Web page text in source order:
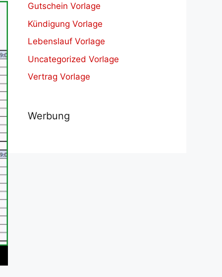
Gutschein Vorlage
Kündigung Vorlage
Lebenslauf Vorlage
Uncategorized Vorlage
Vertrag Vorlage
Werbung